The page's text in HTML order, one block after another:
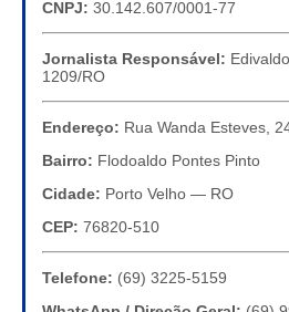
CNPJ: 30.142.607/0001-77
Jornalista Responsável:
1209/RO
Endereço: Rua Wanda Esteves,
Bairro: Flodoaldo Pontes Pinto
Cidade: Porto Velho — RO
CEP: 76820-510
Telefone: (69) 3225-5159